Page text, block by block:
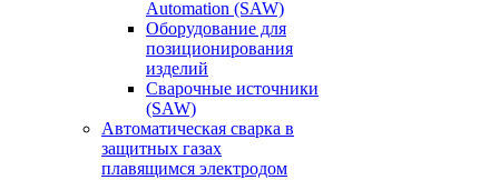
Automation (SAW)
Оборудование для
позиционирования
изделий
Сварочные источники
(SAW)
Автоматическая сварка в
защитных газах
плавящимся электродом